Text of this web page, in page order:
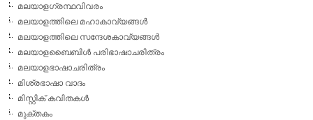
മലയാളഗ്രന്ഥവിവരം
മലയാളത്തിലെ മഹാകാവ്യങ്ങള്‍
മലയാളത്തിലെ സന്ദേശകാവ്യങ്ങള്‍
മലയാളബൈബിള്‍ പരിഭാഷാചരിത്രം
മലയാളഭാഷാചരിത്രം
മിശ്രഭാഷാ വാദം
മിസ്റ്റിക് കവിതകള്‍
മുക്തകം